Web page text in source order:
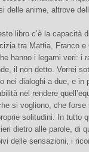
delle anime, altrove
libro c’è la capacità
tra Mattia, Franco
hanno i legami veri: i
il non detto. Vorrei
nei dialoghi a due, e
nel rendere
si vogliono, che forse
solitudini. In tutto
dietro alle parole, di
delle sensazioni, i